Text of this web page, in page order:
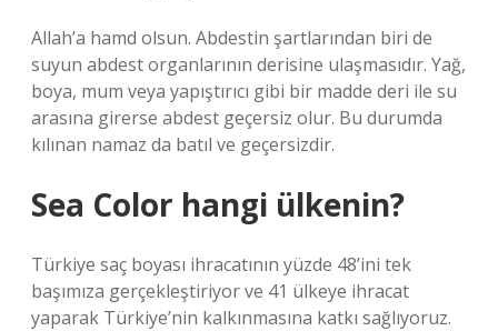
Allah’a hamd olsun. Abdestin şartlarından biri de
suyun abdest organlarının derisine ulaşmasıdır. Yağ,
boya, mum veya yapıştırıcı gibi bir madde deri ile su
arasına girerse abdest geçersiz olur. Bu durumda
kılınan namaz da batıl ve geçersizdir.
Sea Color hangi ülkenin?
Türkiye saç boyası ihracatının yüzde 48’ini tek
başımıza gerçekleştiriyor ve 41 ülkeye ihracat
yaparak Türkiye’nin kalkınmasına katkı sağlıyoruz.